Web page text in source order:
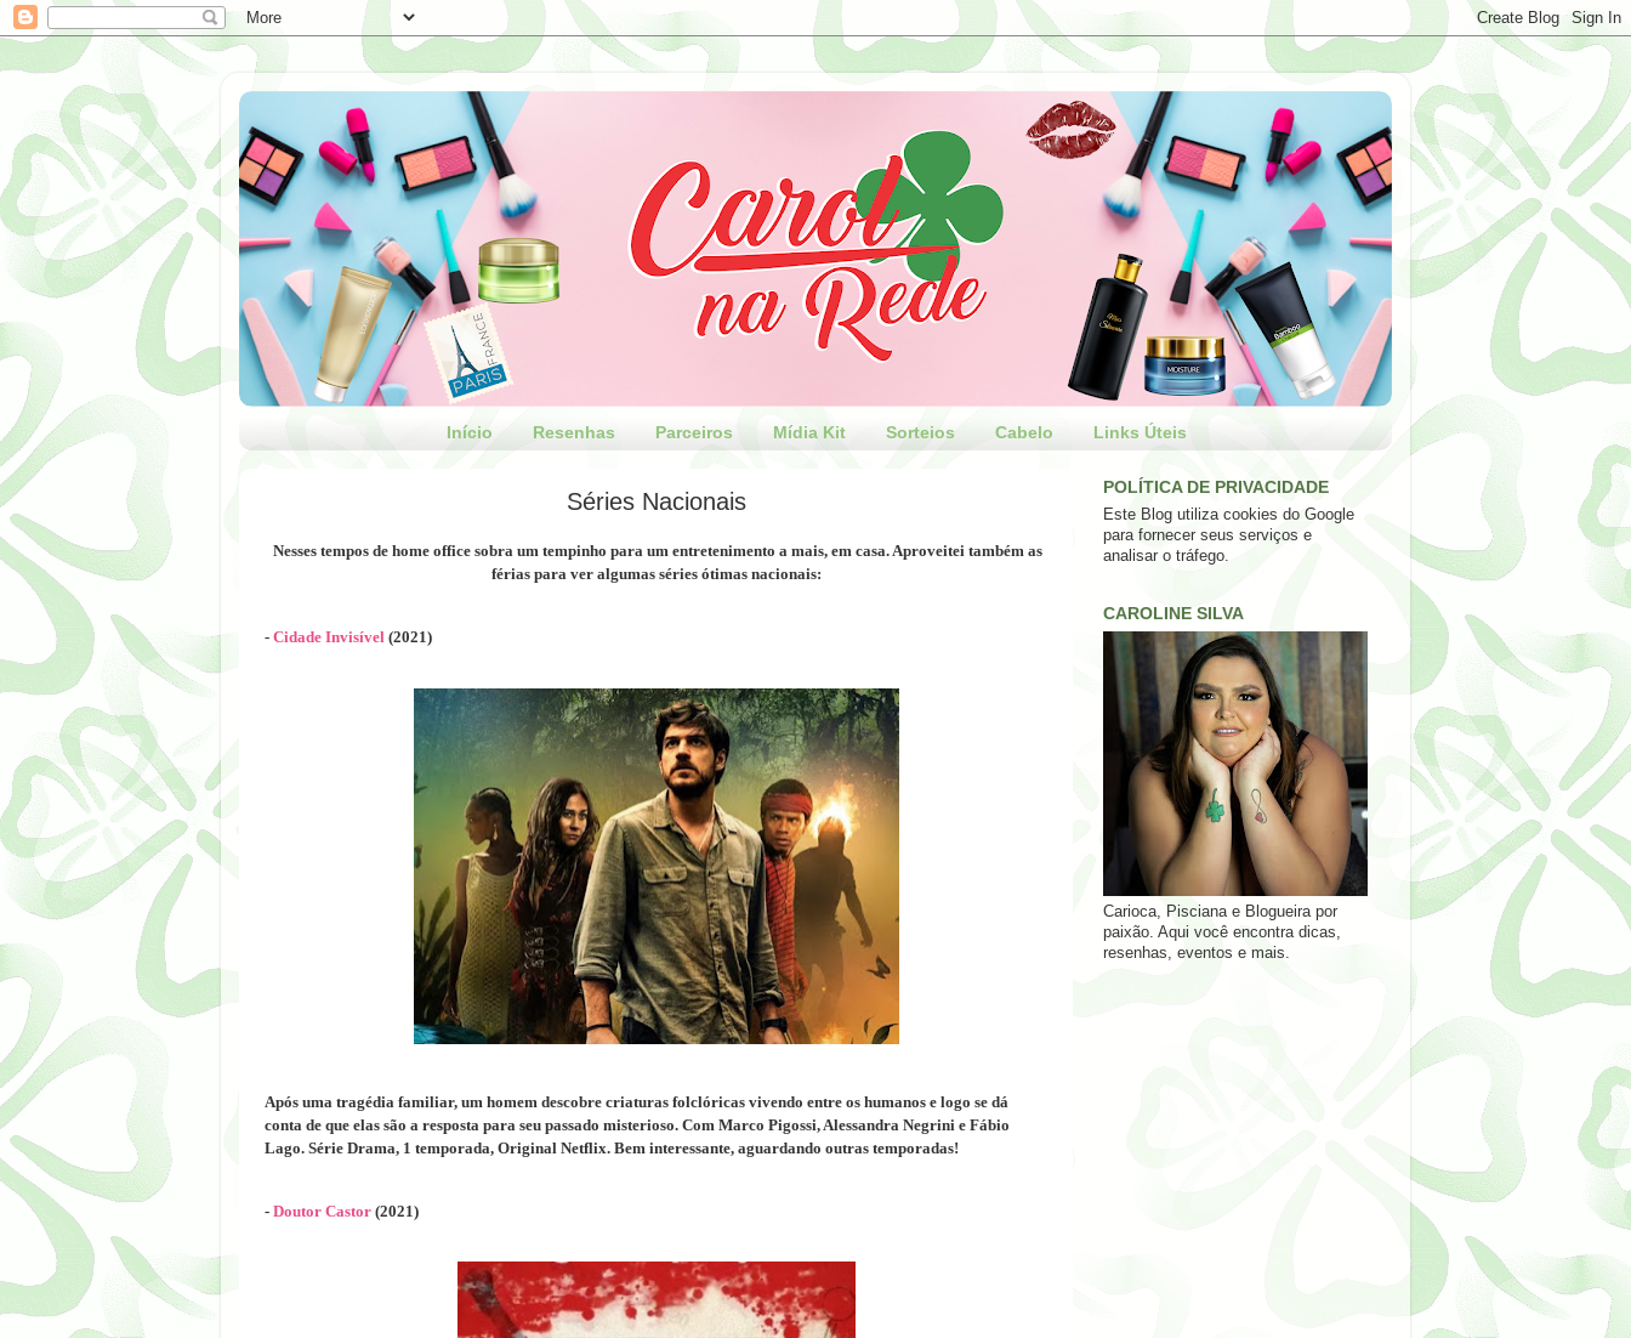
Início Resenhas Parceiros Mídia Kit Sorteios Cabelo Links Úteis
Séries Nacionais
Nesses tempos de home office sobra um tempinho para um entretenimento a mais, em casa. Aproveitei também as
férias para ver algumas séries ótimas nacionais:
- Cidade Invisível (2021)
Após uma tragédia familiar, um homem descobre criaturas folclóricas vivendo entre os humanos e logo se dá
conta de que elas são a resposta para seu passado misterioso. Com Marco Pigossi, Alessandra Negrini e Fábio
Lago. Série Drama, 1 temporada, Original Netflix. Bem interessante, aguardando outras temporadas!
- Doutor Castor (2021)
POLÍTICA DE PRIVACIDADE
Este Blog utiliza cookies do Google
para fornecer seus serviços e
analisar o tráfego.
CAROLINE SILVA
Carioca, Pisciana e Blogueira por
paixão. Aqui você encontra dicas,
resenhas, eventos e mais.